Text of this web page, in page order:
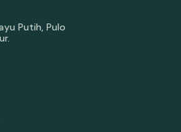
Putih, Pulo